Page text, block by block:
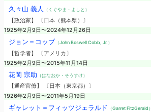
久々山 義人 （くぐやま・よしと）
【政治家】 〔日本（熊本県）〕
1925年2月9日〜2024年12月26日
ジョン＝コッブ （John Boswell Cobb, Jr.）
【哲学者】 〔アメリカ〕
1925年2月9日〜2015年11月14日
花岡 宗助 （はなおか・そうすけ）
【通産官僚】 〔日本（東京都）〕
1926年2月9日〜2011年5月19日
ギャレット＝フィッツジェラルド （Garret FitzGerald）